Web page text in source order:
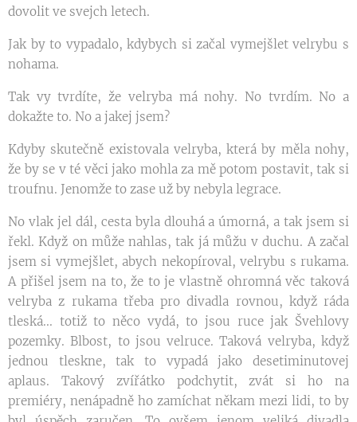
dovolit ve svejch letech.
Jak by to vypadalo, kdybych si začal vymejšlet velrybu s
nohama.
Tak vy tvrdíte, že velryba má nohy. No tvrdím. No a
dokažte to. No a jakej jsem?
Kdyby skutečně existovala velryba, která by měla nohy,
že by se v té věci jako mohla za mě potom postavit, tak si
troufnu. Jenomže to zase už by nebyla legrace.
No vlak jel dál, cesta byla dlouhá a úmorná, a tak jsem si
řekl. Když on může nahlas, tak já můžu v duchu. A začal
jsem si vymejšlet, abych nekopíroval, velrybu s rukama.
A přišel jsem na to, že to je vlastně ohromná věc taková
velryba z rukama třeba pro divadla rovnou, když ráda
tleská... totiž to něco vydá, to jsou ruce jak Švehlovy
pozemky. Blbost, to jsou velruce. Taková velryba, když
jednou tleskne, tak to vypadá jako desetiminutovej
aplaus. Takový zvířátko podchytit, zvát si ho na
premiéry, nenápadně ho zamíchat někam mezi lidi, to by